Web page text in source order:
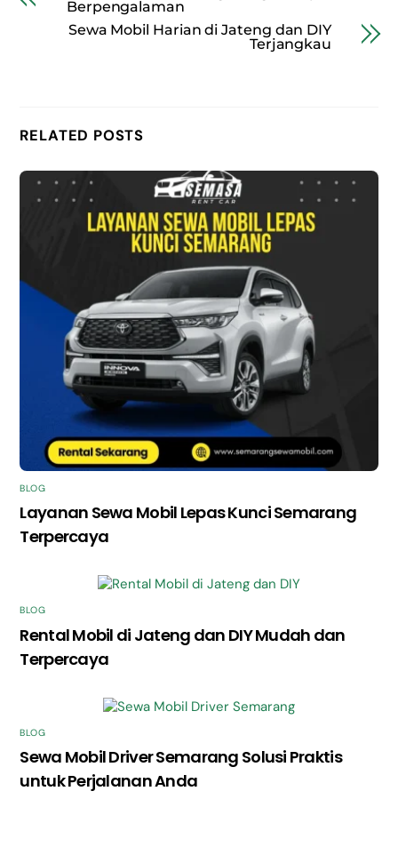
Berpengalaman
Sewa Mobil Harian di Jateng dan DIY
Terjangkau
RELATED POSTS
BLOG
Layanan Sewa Mobil Lepas Kunci Semarang
Terpercaya
BLOG
Rental Mobil di Jateng dan DIY Mudah dan
Terpercaya
BLOG
Sewa Mobil Driver Semarang Solusi Praktis
untuk Perjalanan Anda